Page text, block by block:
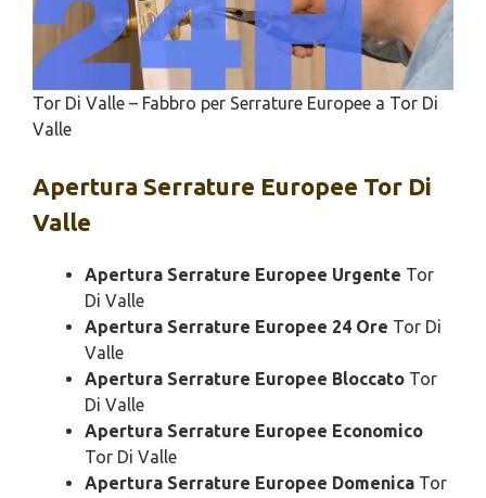
Tor Di Valle – Fabbro per Serrature Europee a Tor Di
Valle
Apertura Serrature Europee Tor Di
Valle
Apertura Serrature Europee Urgente Tor
Di Valle
Apertura Serrature Europee 24 Ore Tor Di
Valle
Apertura Serrature Europee Bloccato Tor
Di Valle
Apertura Serrature Europee Economico
Tor Di Valle
Apertura Serrature Europee Domenica Tor